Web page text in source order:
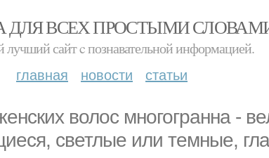
ДЛЯ ВСЕХ ПРОСТЫМИ
лучший сайт c познавательной информацией.
главная новости статьи
волос многогранна -
светлые или темные,